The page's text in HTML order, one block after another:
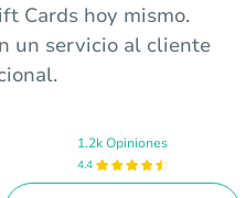
Cards hoy mismo.
un servicio al cliente
1.2k Opiniones
4.4